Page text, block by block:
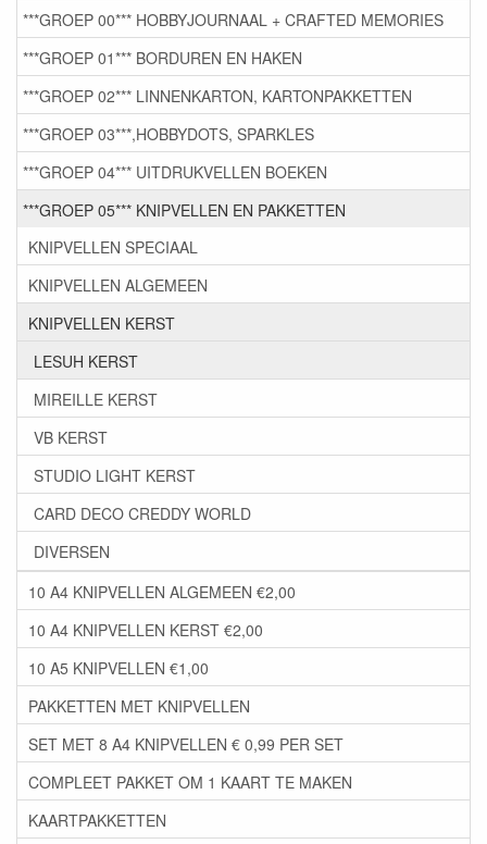
***GROEP 00*** HOBBYJOURNAAL + CRAFTED MEMORIES
***GROEP 01*** BORDUREN EN HAKEN
***GROEP 02*** LINNENKARTON, KARTONPAKKETTEN
***GROEP 03***,HOBBYDOTS, SPARKLES
***GROEP 04*** UITDRUKVELLEN BOEKEN
***GROEP 05*** KNIPVELLEN EN PAKKETTEN
KNIPVELLEN SPECIAAL
KNIPVELLEN ALGEMEEN
KNIPVELLEN KERST
LESUH KERST
MIREILLE KERST
VB KERST
STUDIO LIGHT KERST
CARD DECO CREDDY WORLD
DIVERSEN
10 A4 KNIPVELLEN ALGEMEEN €2,00
10 A4 KNIPVELLEN KERST €2,00
10 A5 KNIPVELLEN €1,00
PAKKETTEN MET KNIPVELLEN
SET MET 8 A4 KNIPVELLEN € 0,99 PER SET
COMPLEET PAKKET OM 1 KAART TE MAKEN
KAARTPAKKETTEN